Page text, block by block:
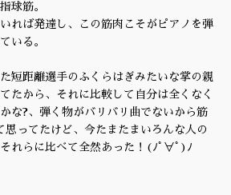
球筋。
れば発達し、この筋肉こそがピアノを弾
いる。
短距離選手のふくらはぎみたいな掌の親
たから、それに比較して自分は全くなく
な?、弾く物がバリバリ曲でないから筋
思ってたけど、今たまたまいろんな人の
れらに比べて全然あった！(ﾉﾟ∀ﾟ)ﾉ